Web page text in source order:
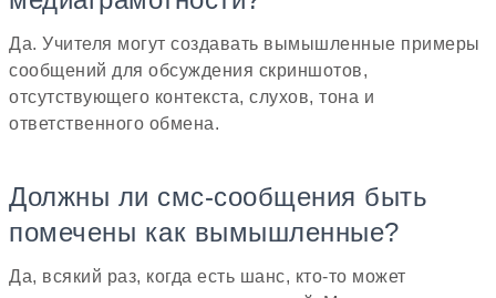
Да. Учителя могут создавать вымышленные примеры
сообщений для обсуждения скриншотов,
отсутствующего контекста, слухов, тона и
ответственного обмена.
Должны ли смс-сообщения быть
помечены как вымышленные?
Да, всякий раз, когда есть шанс, кто-то может